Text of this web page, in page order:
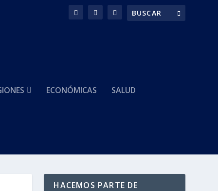
ECONÓMICAS SALUD
HACEMOS PARTE DE